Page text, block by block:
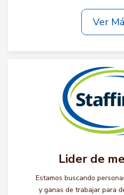
Ver
Lider de
Estamos buscando
y ganas de trabajar para